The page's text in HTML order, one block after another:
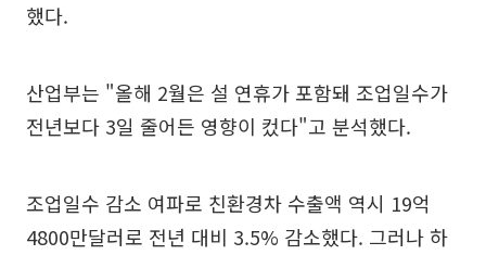
했다.
산업부는 "올해 2월은 설 연휴가 포함돼 조업일수가
전년보다 3일 줄어든 영향이 컸다"고 분석했다.
조업일수 감소 여파로 친환경차 수출액 역시 19억
4800만달러로 전년 대비 3.5% 감소했다. 그러나 하